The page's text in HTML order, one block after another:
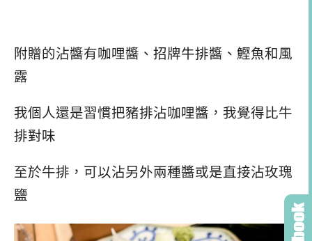
附贈的沾醬有咖哩醬、招牌牛排醬、鰹魚和風
露
我個人還是習慣把豬排沾咖哩醬，我覺得比牛
排對味
至於牛排，可以沾另外兩種醬或是直接沾玫瑰
鹽